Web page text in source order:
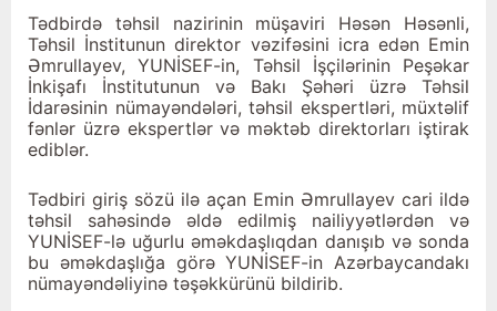
Tədbirdə təhsil nazirinin müşaviri Həsən Həsənli,
Təhsil İnstitunun direktor vəzifəsini icra edən Emin
Əmrullayev, YUNİSEF-in, Təhsil İşçilərinin Peşəkar
İnkişafı İnstitutunun və Bakı Şəhəri üzrə Təhsil
İdarəsinin nümayəndələri, təhsil ekspertləri, müxtəlif
fənlər üzrə ekspertlər və məktəb direktorları iştirak
ediblər.
Tədbiri giriş sözü ilə açan Emin Əmrullayev cari ildə
təhsil sahəsində əldə edilmiş nailiyyətlərdən və
YUNİSEF-lə uğurlu əməkdaşlıqdan danışıb və sonda
bu əməkdaşlığa görə YUNİSEF-in Azərbaycandakı
nümayəndəliyinə təşəkkürünü bildirib.